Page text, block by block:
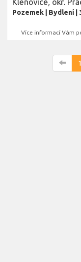
Pozemek Bydlení
Více informací Vám
1